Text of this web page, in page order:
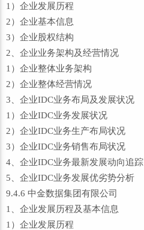
1）企业发展历程
2）企业基本信息
3）企业股权结构
2、企业业务架构及经营情况
1）企业整体业务架构
2）企业整体经营情况
3、企业IDC业务布局及发展状况
1）企业IDC业务发展状况
2）企业IDC业务生产布局状况
3）企业IDC业务销售布局状况
4、企业IDC业务最新发展动向追踪
5、企业IDC业务发展优劣势分析
9.4.6 中金数据集团有限公司
1、企业发展历程及基本信息
1）企业发展历程